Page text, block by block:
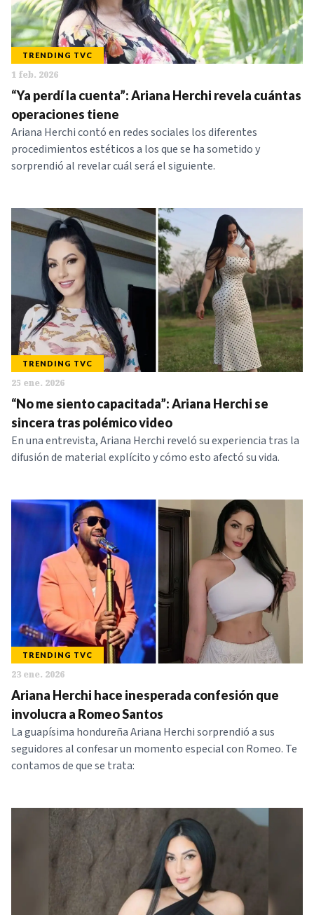
IR
SERIES
TRENDING TVC
1 feb. 2026
“Ya perdí la cuenta”: Ariana Herchi revela cuántas
operaciones tiene
Ariana Herchi contó en redes sociales los diferentes
procedimientos estéticos a los que se ha sometido y
sorprendió al revelar cuál será el siguiente.
TRENDING TVC
25 ene. 2026
“No me siento capacitada”: Ariana Herchi se
sincera tras polémico video
En una entrevista, Ariana Herchi reveló su experiencia tras la
difusión de material explícito y cómo esto afectó su vida.
TRENDING TVC
23 ene. 2026
Ariana Herchi hace inesperada confesión que
involucra a Romeo Santos
La guapísima hondureña Ariana Herchi sorprendió a sus
seguidores al confesar un momento especial con Romeo. Te
contamos de que se trata: